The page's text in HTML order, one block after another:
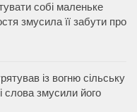
собі маленьке
змусила її забути про
із вогню сільську
слова змусили його